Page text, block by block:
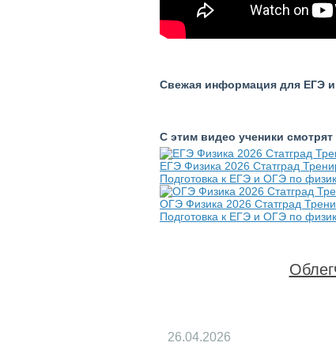
Свежая информация для ЕГЭ
С этим видео ученики
ЕГЭ Физика 2026 Статград
Подготовка к ЕГЭ и ОГЭ по
ОГЭ Физика 2026 Статград
Подготовка к ЕГЭ и ОГЭ по
26.04.2026